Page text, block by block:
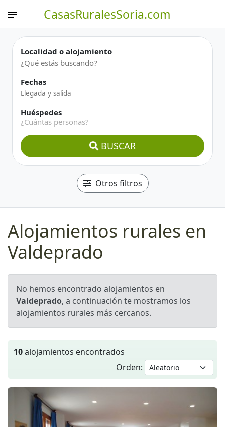
CasasRuralesSoria.com
Localidad o alojamiento
Fechas
Huéspedes
¿Cuántas personas?
BUSCAR
Otros filtros
Alojamientos rurales en
Valdeprado
No hemos encontrado alojamientos en
Valdeprado, a continuación te mostramos los
alojamientos rurales más cercanos.
10alojamientos encontrados
Orden: